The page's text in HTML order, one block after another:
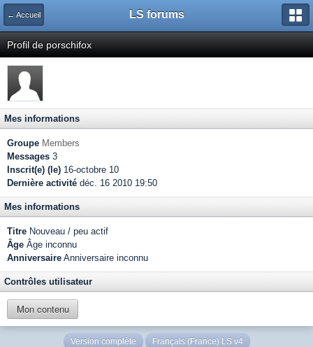
← Accueil LS forums
Profil de porschifox
Mes informations
Groupe Members
Messages 3
Inscrit(e) (le) 16-octobre 10
Dernière activité déc. 16 2010 19:50
Mes informations
Titre Nouveau / peu actif
Âge Âge inconnu
Anniversaire Anniversaire inconnu
Contrôles utilisateur
Mon contenu
Version complète Français (France) LS v4